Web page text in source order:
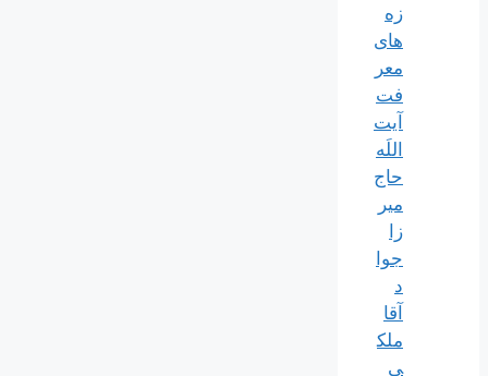
زه
های
معر
فت
آیت
اللَه
حاج
میر
زا
جوا
آقا
ملک
ی